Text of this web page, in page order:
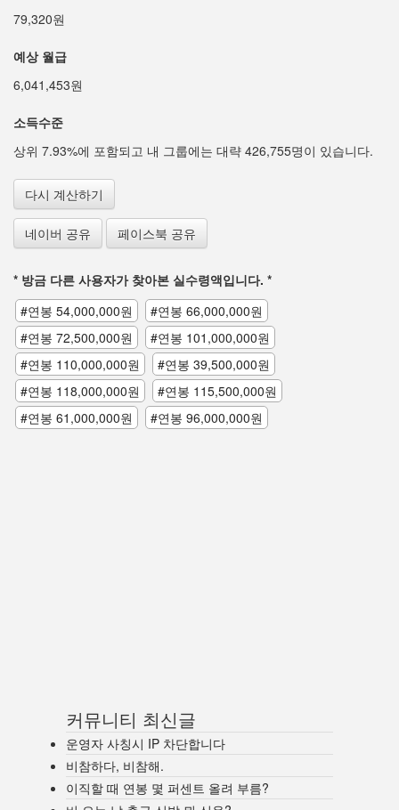
79,320원
예상 월급
6,041,453원
소득수준
상위 7.93%에 포함되고 내 그룹에는 대략 426,755명이 있습니다.
다시 계산하기
네이버 공유 페이스북 공유
* 방금 다른 사용자가 찾아본 실수령액입니다. *
#연봉 54,000,000원
#연봉 66,000,000원
#연봉 72,500,000원
#연봉 101,000,000원
#연봉 110,000,000원
#연봉 39,500,000원
#연봉 118,000,000원
#연봉 115,500,000원
#연봉 61,000,000원
#연봉 96,000,000원
커뮤니티 최신글
운영자 사칭시 IP 차단합니다
비참하다, 비참해.
이직할 때 연봉 몇 퍼센트 올려 부름?